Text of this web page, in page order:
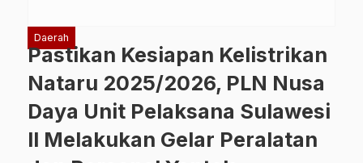
Daerah
Pastikan Kesiapan Kelistrikan
Nataru 2025/2026, PLN Nusa
Daya Unit Pelaksana Sulawesi
II Melakukan Gelar Peralatan